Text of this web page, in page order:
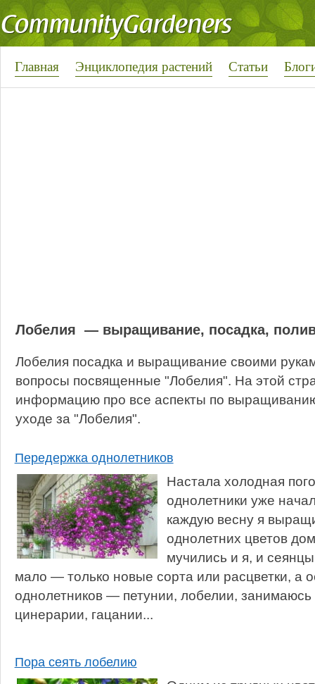
Главная Энциклопедия растений Статьи
Лобелия — выращивание, посадка,
Лобелия посадка и выращивание своими
вопросы посвященные "Лобелия". На этой
информацию про все аспекты по
уходе за "Лобелия".
Передержка однолетников
Настала холодная
однолетники уже
каждую весну я
однолетних цветов
мучились и я, и
мало — только новые сорта или расцветки, а
однолетников — петунии, лобелии,
цинерарии, гацании...
Пора сеять лобелию